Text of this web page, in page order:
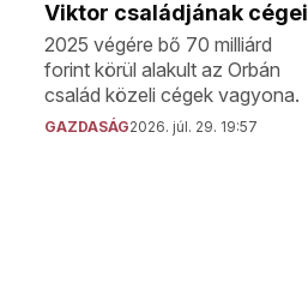
Viktor családjának cégei
2025 végére bő 70 milliárd
forint körül alakult az Orbán
család közeli cégek vagyona.
GAZDASÁG2026. júl. 29. 19:57